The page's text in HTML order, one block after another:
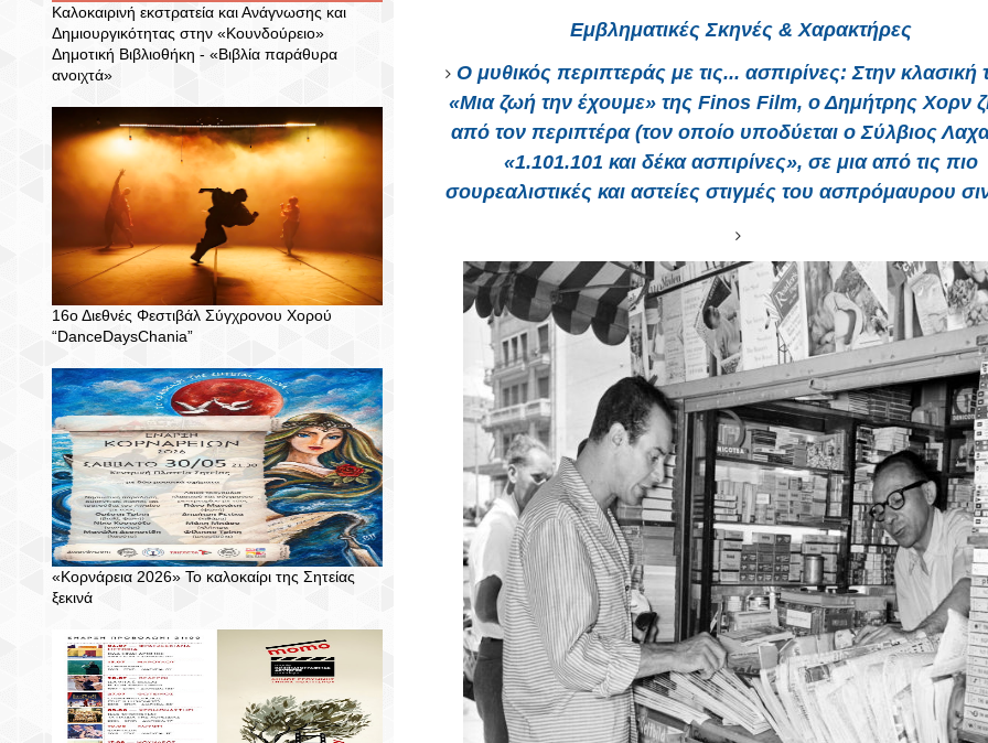
Καλοκαιρινή εκστρατεία και Ανάγνωσης και
Δημιουργικότητας στην «Κουνδούρειο»
Δημοτική Βιβλιοθήκη - «Βιβλία παράθυρα
ανοιχτά»
16ο Διεθνές Φεστιβάλ Σύγχρονου Χορού
“DanceDaysChania”
«Κορνάρεια 2026» Το καλοκαίρι της Σητείας
ξεκινά
Εμβληματικές Σκηνές & Χαρακτήρες
Ο μυθικός περιπτεράς με τις... ασπιρίνες: Στην κλασική
«Μια ζωή την έχουμε» της Finos Film, ο Δημήτρης Χορν
από τον περιπτέρα (τον οποίο υποδύεται ο Σύλβιος
«1.101.101 και δέκα ασπιρίνες», σε μια από τις πιο
σουρεαλιστικές και αστείες στιγμές του ασπρόμαυρου